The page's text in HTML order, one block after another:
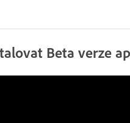
Beta verze